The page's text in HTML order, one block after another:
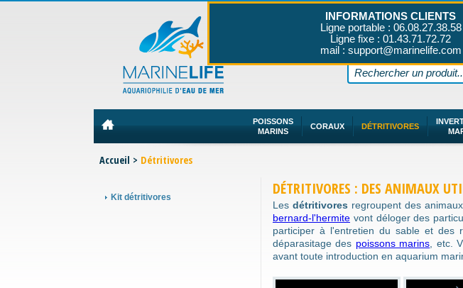
Accueil > Détritivores
Kit détritivores DÉTRITIVORES : DES ANIMAUX
Les détritivores regroupent des
bernard-l'hermite vont déloger des
participer à l'entretien du sable et des
déparasitage des poissons marins , etc.
avant toute introduction en aquarium
POISSONS
MARINS
CORAUX DÉTRITIVORES
INFORMATIONS CLIENTS
Ligne portable : 06.08.27.38.58
Ligne fixe : 01.43.71.72.72
mail : support@marinelife.com